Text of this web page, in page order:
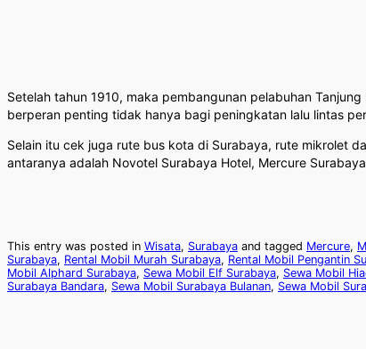
Setelah tahun 1910, maka pembangunan pelabuhan
berperan penting tidak hanya bagi peningkatan lalu lintas
Selain itu cek juga rute bus kota di Surabaya, rute mikrolet
antaranya adalah Novotel Surabaya Hotel, Mercure
This entry was posted in Wisata, Surabaya and tagged Mercure,
Surabaya, Rental Mobil Murah Surabaya, Rental Mobil Pengantin
Mobil Alphard Surabaya, Sewa Mobil Elf Surabaya, Sewa Mobil
Surabaya Bandara, Sewa Mobil Surabaya Bulanan, Sewa Mobil